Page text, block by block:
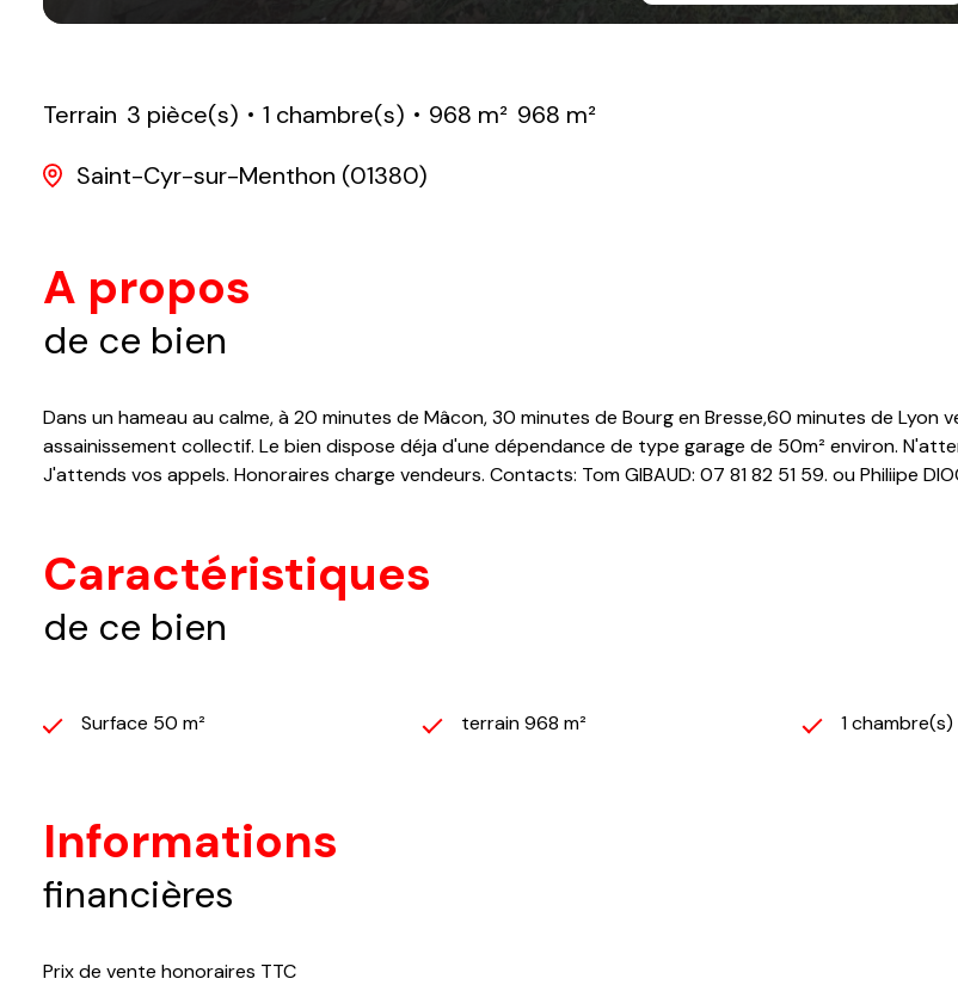
Terrain 3 pièce(s) 1 chambre(s) 968 m² 968 m²
Saint-Cyr-sur-Menthon (01380)
A propos
de ce bien
Dans un hameau au calme, à 20 minutes de Mâcon, 30 minutes de Bourg en Bresse,60 minutes de
assainissement collectif. Le bien dispose déja d'une dépendance de type garage de 50m² environ.
J'attends vos appels. Honoraires charge vendeurs. Contacts: Tom GIBAUD: 07 81 82 51 59. ou Philiipe
Caractéristiques
de ce bien
Surface 50 m² terrain 968 m² 1 chambre(s)
Informations
financières
Prix de vente honoraires TTC